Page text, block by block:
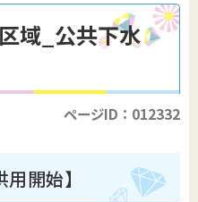
域_公共下水
ページID：012332
開始】